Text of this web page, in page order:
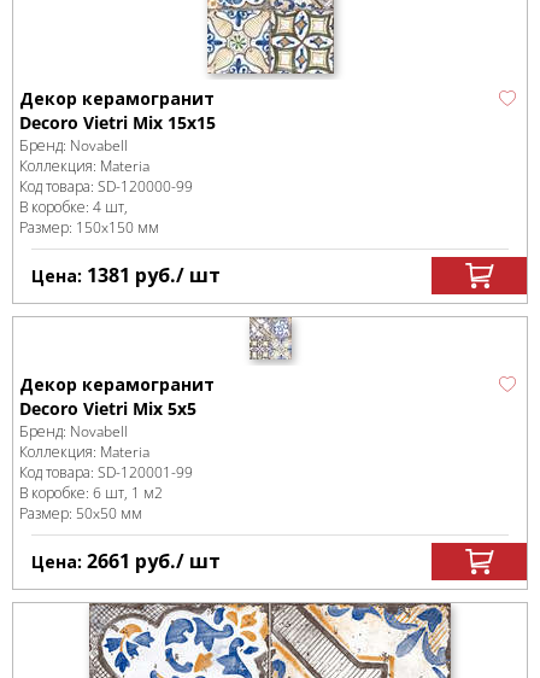
Декор керамогранит
Decoro Vietri Mix 15x15
Бренд: Novabell
Коллекция: Materia
Код товара: SD-120000-99
В коробке: 4 шт,
Размер: 150x150 мм
Цена: 1381 руб./ шт
Декор керамогранит
Decoro Vietri Mix 5x5
Бренд: Novabell
Коллекция: Materia
Код товара: SD-120001-99
В коробке: 6 шт, 1 м2
Размер: 50x50 мм
Цена: 2661 руб./ шт